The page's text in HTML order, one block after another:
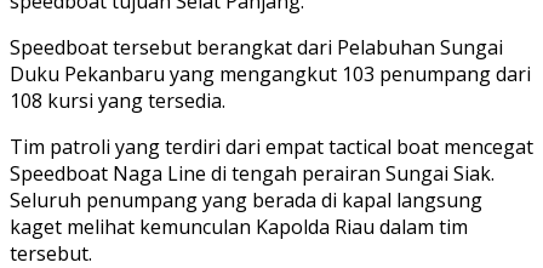
Speedboat tersebut berangkat dari Pelabuhan Sungai
Duku Pekanbaru yang mengangkut 103 penumpang dari
108 kursi yang tersedia.
Tim patroli yang terdiri dari empat tactical boat mencegat
Speedboat Naga Line di tengah perairan Sungai Siak.
Seluruh penumpang yang berada di kapal langsung
kaget melihat kemunculan Kapolda Riau dalam tim
tersebut.